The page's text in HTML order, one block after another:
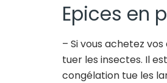
Epices en
– Si vous achetez
tuer les insectes. Il
congélation tue les